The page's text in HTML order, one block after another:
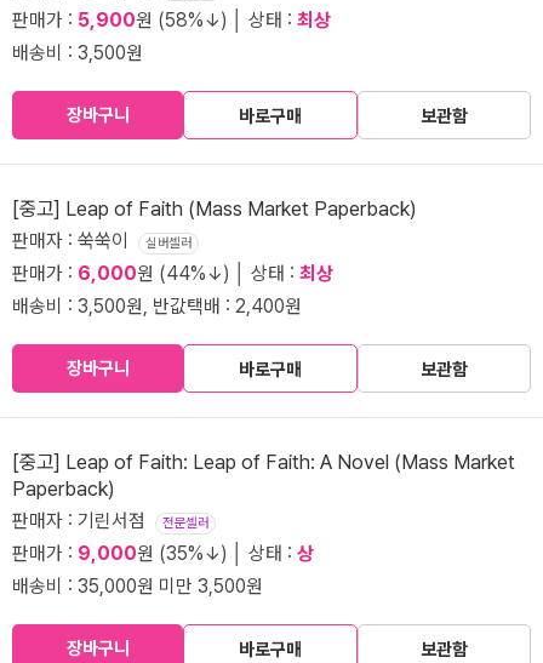
판매가 : 5,900원 (58%↓) │ 상태 : 최상
배송비 : 3,500원
장바구니 바로구매 보관함
[중고] Leap of Faith (Mass Market Paperback)
판매자 : 쑥쑥이 실버셀러
판매가 : 6,000원 (44%↓) │ 상태 : 최상
배송비 : 3,500원, 반값택배 : 2,400원
장바구니 바로구매 보관함
[중고] Leap of Faith: Leap of Faith: A Novel (Mass Market
Paperback)
판매자 : 기린서점 전문셀러
판매가 : 9,000원 (35%↓) │ 상태 : 상
배송비 : 35,000원 미만 3,500원
장바구니 바로구매 보관함